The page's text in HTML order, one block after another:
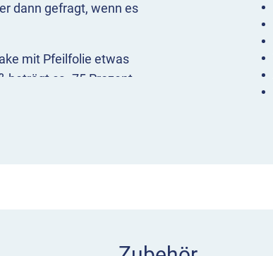
dann gefragt, wenn es
mit Pfeilfolie etwas
beträgt ca. 75 Prozent
Durch die